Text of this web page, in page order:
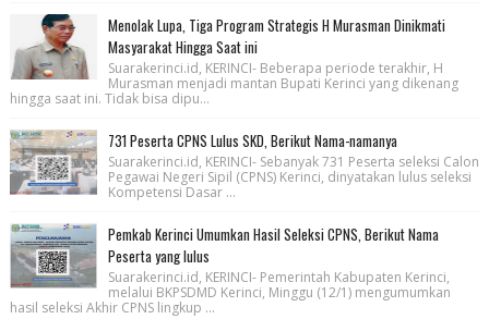
Menolak Lupa, Tiga Program Strategis H Murasman Dinikmati
Masyarakat Hingga Saat ini
Suarakerinci.id, KERINCI- Beberapa periode terakhir, H
Murasman menjadi mantan Bupati Kerinci yang dikenang
hingga saat ini. Tidak bisa dipu...
731 Peserta CPNS Lulus SKD, Berikut Nama-namanya
Suarakerinci.id, KERINCI- Sebanyak 731 Peserta seleksi Calon
Pegawai Negeri Sipil (CPNS) Kerinci, dinyatakan lulus seleksi
Kompetensi Dasar ...
Pemkab Kerinci Umumkan Hasil Seleksi CPNS, Berikut Nama
Peserta yang lulus
Suarakerinci.id, KERINCI- Pemerintah Kabupaten Kerinci,
melalui BKPSDMD Kerinci, Minggu (12/1) mengumumkan
hasil seleksi Akhir CPNS lingkup ...